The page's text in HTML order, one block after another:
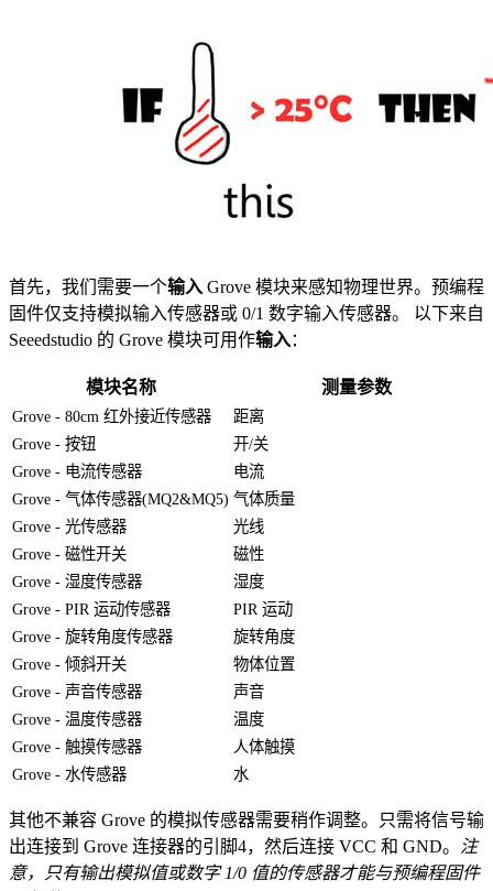
首先，我们需要一个输入 Grove 模块来感知物理世界。预编程
固件仅支持模拟输入传感器或 0/1 数字输入传感器。 以下来自
Seeedstudio 的 Grove 模块可用作输入：
模块名称 测量参数
Grove - 80cm 红外接近传感器
距离
Grove - 按钮
开/关
Grove - 电流传感器
电流
Grove - 气体传感器(MQ2&MQ5) 气体质量
Grove - 光传感器
光线
Grove - 磁性开关
磁性
Grove - 湿度传感器
湿度
Grove - PIR 运动传感器
PIR 运动
Grove - 旋转角度传感器
旋转角度
Grove - 倾斜开关
物体位置
Grove - 声音传感器
声音
Grove - 温度传感器
温度
Grove - 触摸传感器
人体触摸
Grove - 水传感器
水
其他不兼容 Grove 的模拟传感器需要稍作调整。只需将信号输
出连接到 Grove 连接器的引脚4，然后连接 VCC 和 GND。
注
意，只有输出模拟值或数字 1/0 值的传感器才能与预编程固件